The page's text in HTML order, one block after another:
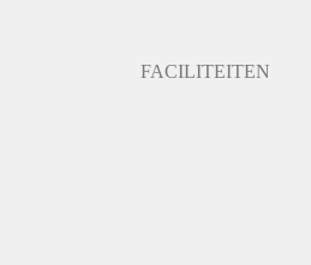
FACILITEITEN